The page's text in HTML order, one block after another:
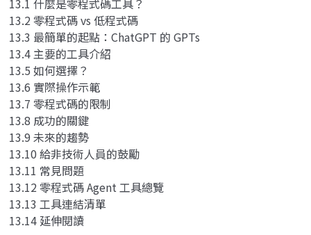
13.1 什麼是零程式碼工具？
13.2 零程式碼 vs 低程式碼
13.3 最簡單的起點：ChatGPT 的 GPTs
13.4 主要的工具介紹
13.5 如何選擇？
13.6 實際操作示範
13.7 零程式碼的限制
13.8 成功的關鍵
13.9 未來的趨勢
13.10 給非技術人員的鼓勵
13.11 常見問題
13.12 零程式碼 Agent 工具總覽
13.13 工具連結清單
13.14 延伸閱讀